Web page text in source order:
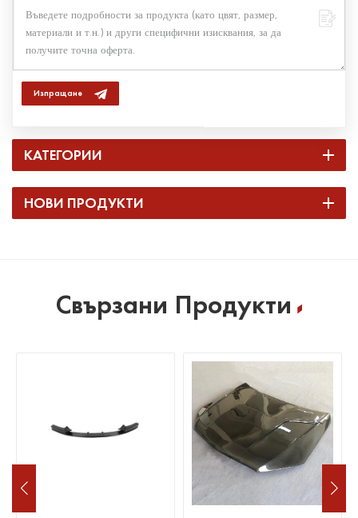
Изпращане
КАТЕГОРИИ
НОВИ ПРОДУКТИ
Свързани Продукти